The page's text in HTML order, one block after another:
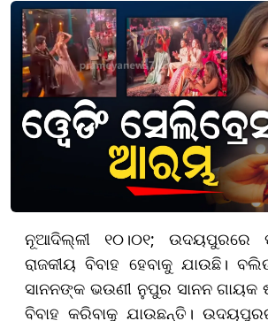
ନୂଆଦିଲ୍ଳୀ ୧୦।୦୧;
ରାଜକୀୟ ବିବାହ ହେବାକୁ ଯାଉଛି।
ସାନନଙ୍କ ଭଉଣୀ ନୁପୁର ସାନନ ଗାୟକ
ବିବାହ କରିବାକୁ ଯାଉଛନ୍ତି।